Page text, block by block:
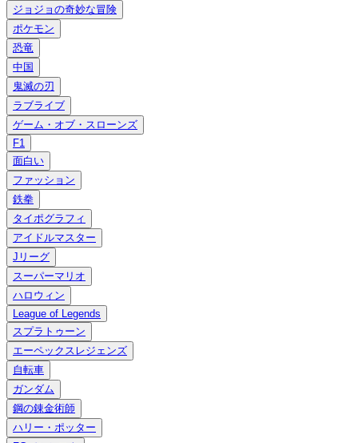
ジョジョの奇妙な冒険
ポケモン
恐竜
中国
鬼滅の刃
ラブライブ
ゲーム・オブ・スローンズ
F1
面白い
ファッション
鉄拳
タイポグラフィ
アイドルマスター
Jリーグ
スーパーマリオ
ハロウィン
League of Legends
スプラトゥーン
エーペックスレジェンズ
自転車
ガンダム
鋼の錬金術師
ハリー・ポッター